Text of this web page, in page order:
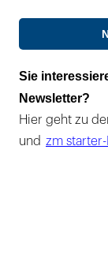
Sie
Newsletter?
Hier geht zu
und zm